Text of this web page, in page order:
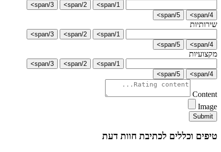
1/span>
2/span>
3/span>
4/span>
5/span>
שירותיות
1/span>
2/span>
3/span>
4/span>
5/span>
מקצועיות
1/span>
2/span>
3/span>
4/span>
5/span>
Content
Image
Submit
טיפים וכללים לכתיבת חוות דעת